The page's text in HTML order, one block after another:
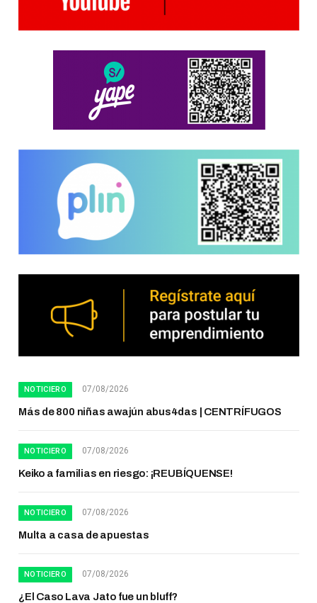
NOTICIERO 07/08/2026
Más de 800 niñas awajún abus4das | CENTRÍFUGOS
NOTICIERO 07/08/2026
Keiko a familias en riesgo: ¡REUBÍQUENSE!
NOTICIERO 07/08/2026
Multa a casa de apuestas
NOTICIERO 07/08/2026
¿El Caso Lava Jato fue un bluff?